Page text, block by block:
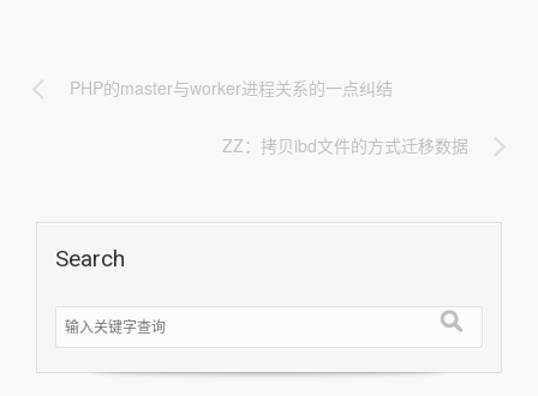
PHP的master与worker进程关系的一点纠结
ZZ：拷贝ibd文件的方式迁移数据
Search